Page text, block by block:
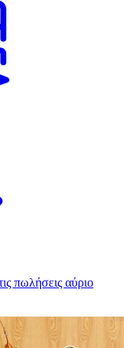
πωλήσεις αύριο